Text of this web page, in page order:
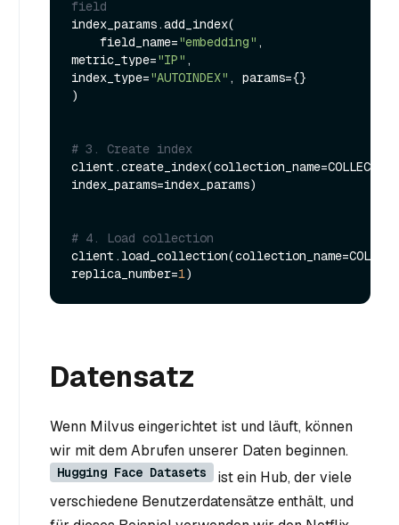
field
index_params.add_index(
    field_name=
"embedding" ,
metric_type="IP" ,
index_type="AUTOINDEX" , params={}
)
# 3. Create index
index_params=index_params)
# 4. Load collection
replica_number=1
Datensatz
Wenn Milvus eingerichtet ist und läuft, können
wir mit dem Abrufen unserer Daten beginnen.
Hugging Face Datasets
ist ein Hub, der viele
verschiedene Benutzerdatensätze enthält, und